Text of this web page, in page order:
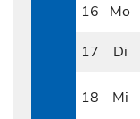
16
Mo
17
Di
18
Mi